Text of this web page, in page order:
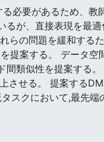
必要があるため、
が、直接表現を最
らの問題を緩和す
案する。 データ空
類似性を提案する
せる。 提案する
スクにおいて,最先端